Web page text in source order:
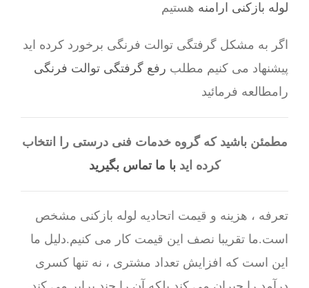
لوله بازکنی ارامنه هستیم
اگر به مشکل گرفتگی توالت فرنگی برخورد کرده اید
پیشنهاد می کنیم مطلب رفع گرفتگی توالت فرنگی
رامطالعه فرمائید
مطمئن باشید که گروه خدمات فنی درستی را انتخاب
کرده ایدبا ما تماس بگیرید
تعرفه ، هزینه و قیمت اتحادیه لوله بازکنی مشخص
است.ما تقریبا نصف این قیمت کار می کنیم.دلیل ما
این است که افزایش تعداد مشتری ، نه تنها کسری